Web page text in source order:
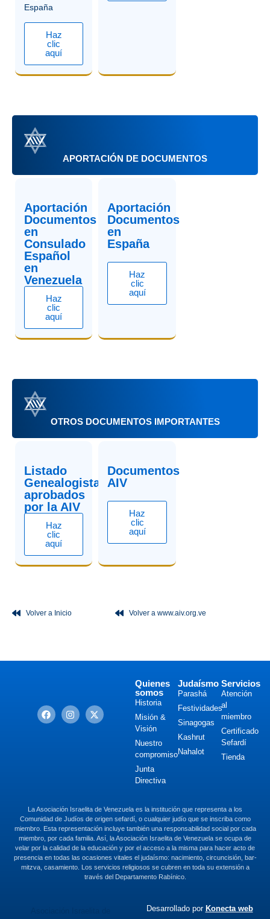
España
Haz
clic
aquí
APORTACIÓN DE DOCUMENTOS
Aportación
Documentos
en
Consulado
Español
en
Venezuela
Haz
clic
aquí
Aportación
Documentos
en
España
Haz
clic
aquí
OTROS DOCUMENTOS IMPORTANTES
Listado
Genealogistas
aprobados
por la AIV
Haz
clic
aquí
Documentos
AIV
Haz
clic
aquí
Volver a Inicio Volver a www.aiv.org.ve
Quienes
somos
Historia
Misión &
Visión
Nuestro
compromiso
Junta
Directiva
Judaísmo
Parashá
Festividades
Sinagogas
Kashrut
Nahalot
Servicios
Atención
al
miembro
Certificado
Sefardí
Tienda
La Asociación Israelita de Venezuela es la institución que representa a los
Comunidad de Judíos de origen sefardí, o cualquier judío que se inscriba como
miembro. Esta representación incluye también una responsabilidad social por cada
miembro, por cada familia. Así, la Asociación Israelita de Venezuela se ocupa de
velar por la calidad de la educación y por el acceso a la misma para hacer acto de
presencia en todas las ocasiones vitales el judaísmo: nacimiento, circuncisión, bar-
mitzva, casamiento. Los servicios religiosos se cubren en toda su extensión a
través del Departamento Rabínico.
Desarrollado por Konecta web